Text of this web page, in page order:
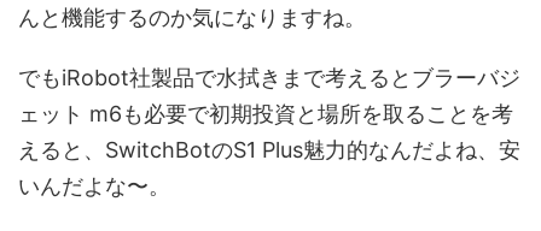
んと機能するのか気になりますね。
でもiRobot社製品で水拭きまで考えると ブラーバジ
ェット m6も必要で初期投資と場所を取ることを考
えると、SwitchBotのS1 Plus魅力的なんだよね、安
いんだよな〜。